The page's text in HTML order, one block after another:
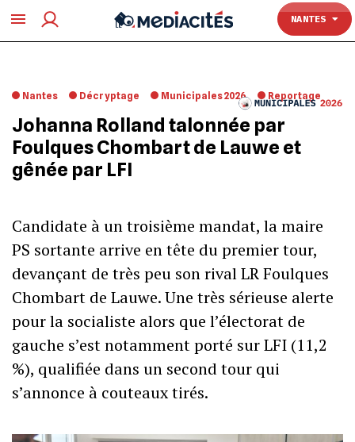
NANTES
TOULOUSE
Nantes Décryptage Municipales 2026 Reportage
Johanna Rolland talonnée par
Foulques Chombart de Lauwe et
gênée par LFI
Candidate à un troisième mandat, la maire
PS sortante arrive en tête du premier tour,
devançant de très peu son rival LR Foulques
Chombart de Lauwe. Une très sérieuse alerte
pour la socialiste alors que l’électorat de
gauche s’est notamment porté sur LFI (11,2
%), qualifiée dans un second tour qui
s’annonce à couteaux tirés.